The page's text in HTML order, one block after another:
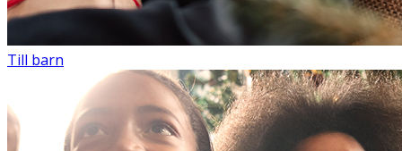
Till barn